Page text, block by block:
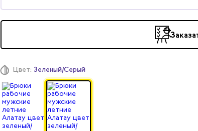
Цвет: Зеленый/Серый